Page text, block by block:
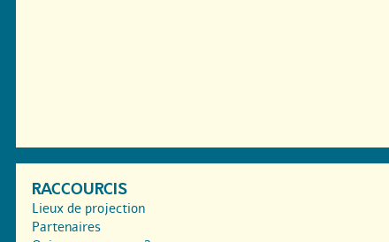
RACCOURCIS
Lieux de projection
Partenaires